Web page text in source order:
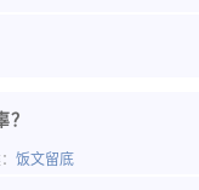
饭文留底